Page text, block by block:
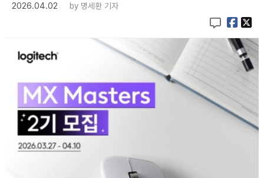
2026.04.02
by 명세환 기자